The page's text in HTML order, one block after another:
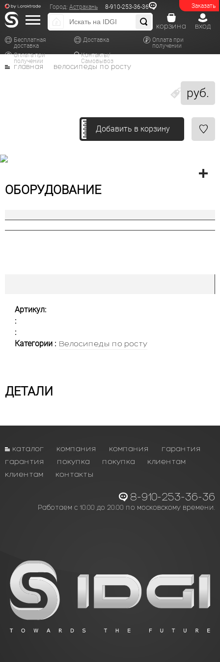
Заказать
Город: Астрахань 8-910-253-36-36
Бесплатная
доставка
Доставка
Оплата при
получении
Оплата при
получении
Контакты/
Самовывоз
вход
корзина
руб.
главная велосипеды по росту
Добавить в корзину
ОБОРУДОВАНИЕ
Артикул:
:
:
Категории : Велосипеды по росту
ДЕТАЛИ
каталог компания компания
гарантия
гарантия
покупка покупка
клиентам
клиентам
контакты
8-910-253-36-36
Работаем с 10.00 до 20.00 по московскому времени.